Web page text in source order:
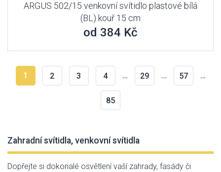
ARGUS 502/15 venkovní svítidlo plastové bílá
(BL) kouř 15 cm
od 384 Kč
1 2 3 4 … 29 … 57 …
85
Zahradní svítidla, venkovní svítidla
Dopřejte si dokonalé osvětlení vaší zahrady, fasády či